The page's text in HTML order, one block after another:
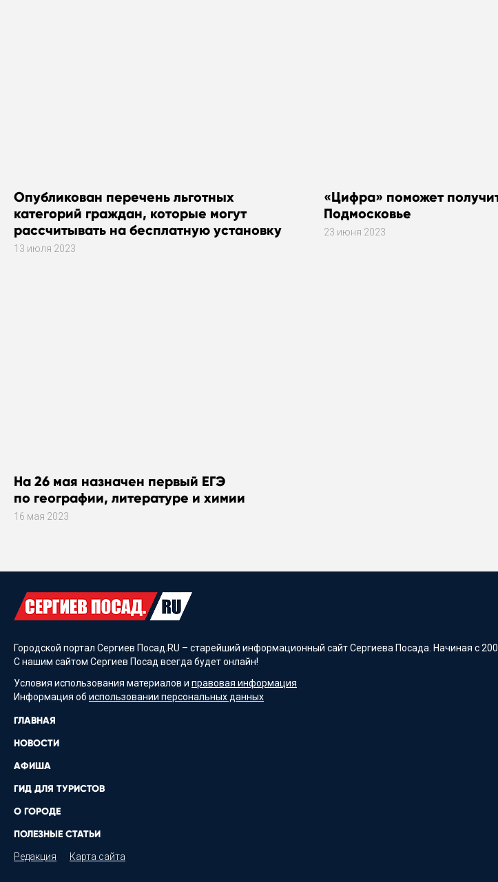
Опубликован перечень льготных
категорий граждан, которые могут
рассчитывать на бесплатную установку
газового оборудования
13 июля 2023
«Цифра» поможет
Подмосковье
23 июня 2023
На 26 мая назначен первый ЕГЭ
по географии, литературе и химии
16 мая 2023
Городской портал Сергиев Посад.RU – старейший информационный сайт Сергиева Посада. Начиная с
С нашим сайтом Сергиев Посад всегда будет онлайн!
Условия использования материалов и правовая информация
Информация об использовании персональных данных
ГЛАВНАЯ
НОВОСТИ
АФИША
ГИД ДЛЯ ТУРИСТОВ
О ГОРОДЕ
ПОЛЕЗНЫЕ СТАТЬИ
Редакция Карта сайта